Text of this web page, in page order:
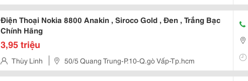
Điện Thoại Nokia 8800 Anakin , Siroco Gold , Đen , Trắng Bạc
Chính Hãng
3,95 triệu
Thùy Linh 50/5 Quang Trung-P.10-Q.gò Vấp-Tp.hcm